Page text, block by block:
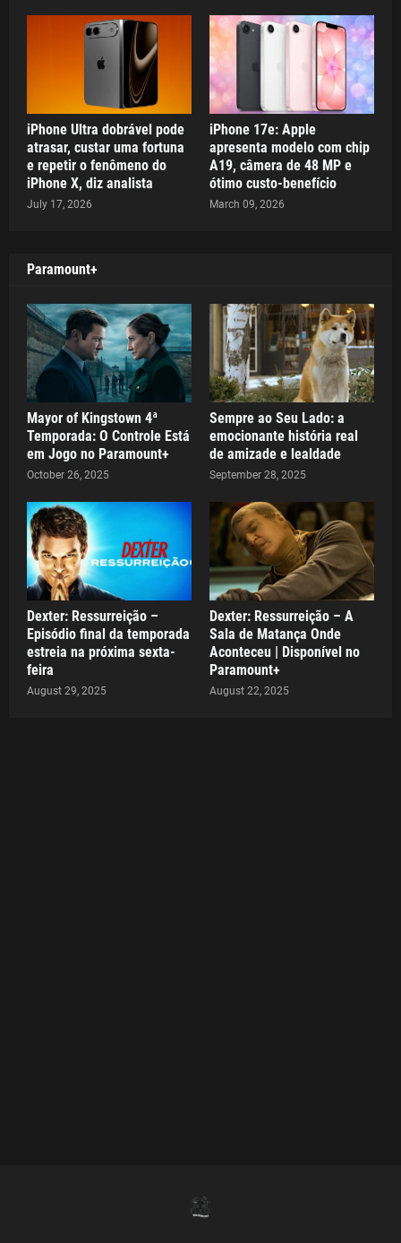
iPhone Ultra dobrável pode
atrasar, custar uma fortuna
e repetir o fenômeno do
iPhone X, diz analista
July 17, 2026
iPhone 17e: Apple
apresenta modelo com chip
A19, câmera de 48 MP e
ótimo custo-benefício
March 09, 2026
Paramount+
Mayor of Kingstown 4ª
Temporada: O Controle Está
em Jogo no Paramount+
October 26, 2025
Sempre ao Seu Lado: a
emocionante história real
de amizade e lealdade
September 28, 2025
Dexter: Ressurreição –
Episódio final da temporada
estreia na próxima sexta-
feira
August 29, 2025
Dexter: Ressurreição – A
Sala de Matança Onde
Aconteceu | Disponível no
Paramount+
August 22, 2025